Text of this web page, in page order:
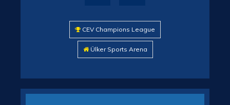
CEV Champions League
Ülker Sports Arena